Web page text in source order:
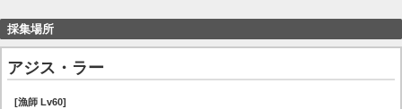
採集場所
アジス・ラー
[漁師 Lv60]